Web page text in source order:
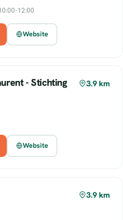
12:00
Website
- Stichting
3.9 km
Website
3.9 km